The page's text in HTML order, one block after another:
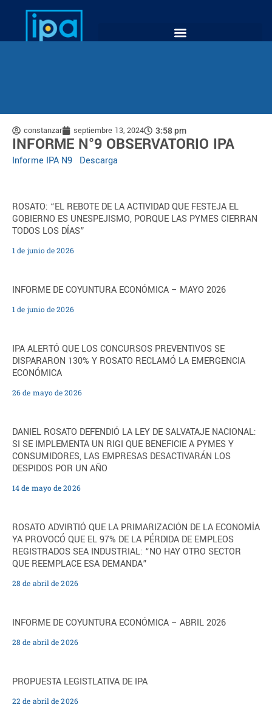
constanzar septiembre 13, 2024 3:58 pm
INFORME N°9 OBSERVATORIO IPA
Informe IPA N9 Descarga
ROSATO: “EL REBOTE DE LA ACTIVIDAD QUE FESTEJA EL
GOBIERNO ES UNESPEJISMO, PORQUE LAS PYMES CIERRAN
TODOS LOS DÍAS”
1 de junio de 2026
INFORME DE COYUNTURA ECONÓMICA – MAYO 2026
1 de junio de 2026
IPA ALERTÓ QUE LOS CONCURSOS PREVENTIVOS SE
DISPARARON 130% Y ROSATO RECLAMÓ LA EMERGENCIA
ECONÓMICA
26 de mayo de 2026
DANIEL ROSATO DEFENDIÓ LA LEY DE SALVATAJE NACIONAL:
SI SE IMPLEMENTA UN RIGI QUE BENEFICIE A PYMES Y
CONSUMIDORES, LAS EMPRESAS DESACTIVARÁN LOS
DESPIDOS POR UN AÑO
14 de mayo de 2026
ROSATO ADVIRTIÓ QUE LA PRIMARIZACIÓN DE LA ECONOMÍA
YA PROVOCÓ QUE EL 97% DE LA PÉRDIDA DE EMPLEOS
REGISTRADOS SEA INDUSTRIAL: “NO HAY OTRO SECTOR
QUE REEMPLACE ESA DEMANDA”
28 de abril de 2026
INFORME DE COYUNTURA ECONÓMICA – ABRIL 2026
28 de abril de 2026
PROPUESTA LEGISTLATIVA DE IPA
22 de abril de 2026